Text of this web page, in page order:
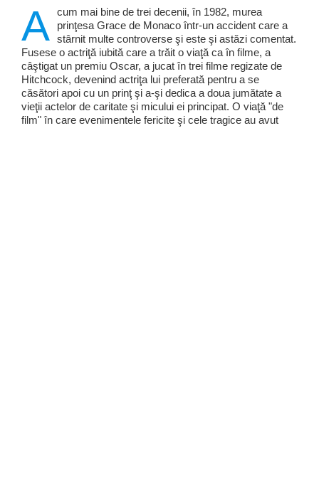
A cum mai bine de trei decenii, în 1982, murea
prinţesa Grace de Monaco într-un accident care a
stârnit multe controverse şi este şi astăzi comentat.
Fusese o actriţă iubită care a trăit o viaţă ca în filme, a
câştigat un premiu Oscar, a jucat în trei filme regizate de
Hitchcock, devenind actriţa lui preferată pentru a se
căsători apoi cu un prinţ şi a-şi dedica a doua jumătate a
vieţii actelor de caritate şi micului ei principat. O viaţă "de
film" în care evenimentele fericite şi cele tragice au avut